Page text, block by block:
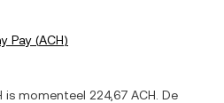
Pay (ACH)
is momenteel 224,67 ACH . De